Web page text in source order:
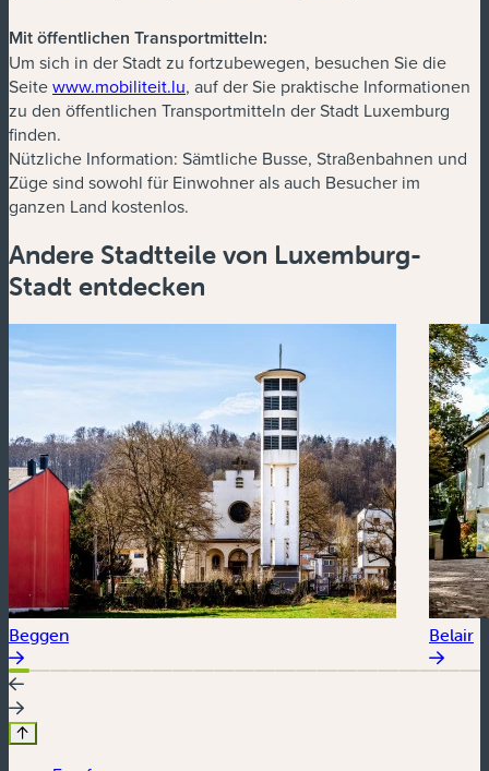
Mit öffentlichen Transportmitteln:
Um sich in der Stadt zu fortzubewegen, besuchen Sie die
Seitewww.mobiliteit.lu(neues Fenster)
, auf der Sie praktische Informationen
zu den öffentlichen Transportmitteln der Stadt Luxemburg
finden.
Nützliche Information: Sämtliche Busse, Straßenbahnen und
Züge sind sowohl für Einwohner als auch Besucher im
ganzen Land kostenlos.
Andere Stadtteile von Luxemburg-
Stadt entdecken
Beggen Belair